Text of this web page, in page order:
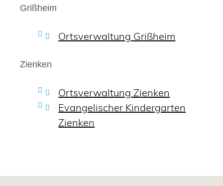
Grißheim
Ortsverwaltung Grißheim
Zienken
Ortsverwaltung Zienken
Evangelischer Kindergarten
Zienken